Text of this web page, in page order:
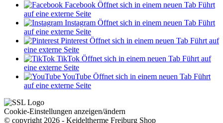
Facebook Öffnet sich in einem neuen Tab Führt
auf eine externe Seite
Instagram Öffnet sich in einem neuen Tab Führt
auf eine externe Seite
Pinterest Öffnet sich in einem neuen Tab Führt auf
eine externe Seite
TikTok Öffnet sich in einem neuen Tab Führt auf
eine externe Seite
YouTube Öffnet sich in einem neuen Tab Führt
auf eine externe Seite
Cookie-Einstellungen anzeigen/ändern
© copyright 2026 - Keideltherme Freiburg Shop